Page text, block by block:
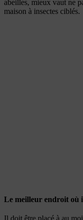
abeilles, mieux vaut ne
maison à insectes ciblés.
Le meilleur endroit où
Il doit être placé à au